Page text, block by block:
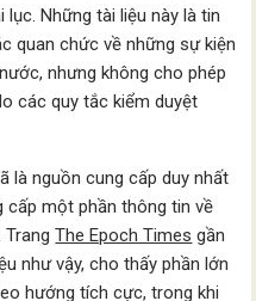
Những tài liệu này là tin
quan chức về những sự kiện
nhưng không cho phép
các quy tắc kiểm duyệt
là nguồn cung cấp duy nhất
một phần thông tin về
TrangThe Epoch Times gần
như vậy, cho thấy phần lớn
hướng tích cực, trong khi